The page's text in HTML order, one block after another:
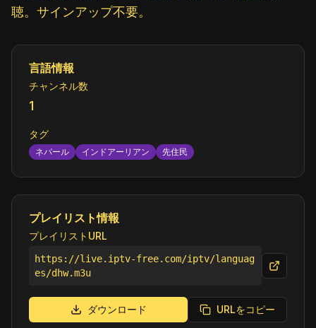
聴。サインアップ不要。
言語情報
チャンネル数
1
タグ
ネパール インドアーリアン 先住民
プレイリスト情報
プレイリストURL
https://live.iptv-free.com/iptv/languag
es/dhw.m3u
ダウンロード URLをコピー